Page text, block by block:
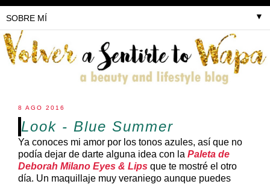
▼
8 AGO 2016
Look - Blue Summer
Ya conoces mi amor por los tonos azules, así que no
podía dejar de darte alguna idea con la Paleta de
Deborah Milano Eyes & Lips que te mostré el otro
día. Un maquillaje muy veraniego aunque puedes